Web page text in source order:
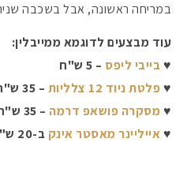
במריחה ראשונה, אבל בשכבה
עוד מבצעים לדוגמא ממייבלין:
♥ בייבי ליפס – 5 ש"ח
♥ פלטת ניוד 12 צלליות
– 35 ש"ח
♥ מסקרה פושאפ דרמה – 35 ש"ח
♥ אייליינר מאסטר אינק ב-20 ש"ח